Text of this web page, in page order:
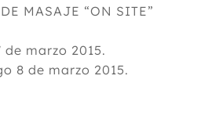
“ON SITE”
marzo 2015.
8 de marzo 2015.